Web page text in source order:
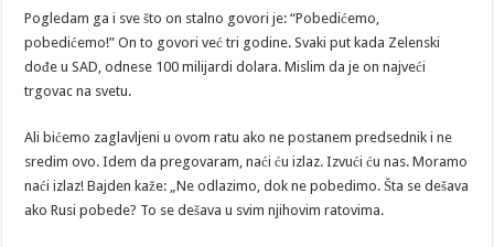
Pogledam ga i sve što on stalno govori je: “Pobedićemo,
pobedićemo!” On to govori već tri godine. Svaki put kada Zelenski
dođe u SAD, odnese 100 milijardi dolara. Mislim da je on najveći
trgovac na svetu.
Ali bićemo zaglavljeni u ovom ratu ako ne postanem predsednik i ne
sredim ovo. Idem da pregovaram, naći ću izlaz. Izvući ću nas. Moramo
naći izlaz! Bajden kaže: „Ne odlazimo, dok ne pobedimo. Šta se dešava
ako Rusi pobede? To se dešava u svim njihovim ratovima.